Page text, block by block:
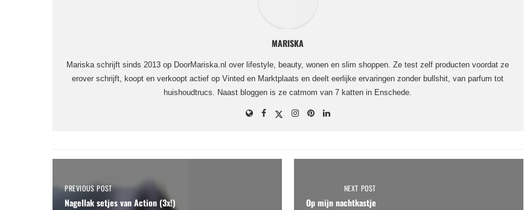
MARISKA
Mariska schrijft sinds 2013 op DoorMariska.nl over lifestyle, beauty, wonen en slim shoppen. Ze test zelf producten voordat ze
erover schrijft, koopt en verkoopt actief op Vinted en Marktplaats en deelt eerlijke ervaringen zonder bullshit, van parfum tot
huishoudtrucs. Naast bloggen is ze catmom van 7 katten in Enschede.
PREVIOUS POST
Nagellak setjes van Action (3x!)
NEXT POST
Op mijn nachtkastje